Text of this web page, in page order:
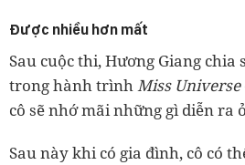
Được nhiều hơn mất
Sau cuộc thi, Hương Giang chia
trong hành trìnhMiss Universe
cô sẽ nhớ mãi những gì diễn ra
Sau này khi có gia đình, cô có